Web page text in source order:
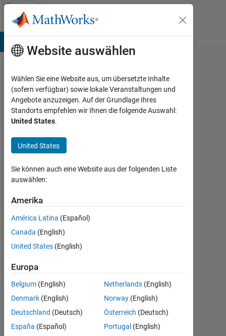
Weiter zum Inhalt
Community
Profile
Cameron
Thames
seit
2011
Followers:
0
Following:
Follow
Statistik
Website auswählen
Wählen Sie eine Website aus, um übersetzte Inhalte
(sofern verfügbar) sowie lokale Veranstaltungen und
Angebote anzuzeigen. Auf der Grundlage Ihres
Standorts empfehlen wir Ihnen die folgende Auswahl:
United States.
United States
Sie können auch eine Website aus der folgenden Liste
auswählen:
Amerika
América Latina (Español)
Canada (English)
United States (English)
Europa
Belgium (English)
Denmark (English)
Deutschland (Deutsch)
España (Español)
Netherlands (English)
Norway (English)
Österreich (Deutsch)
Portugal (English)